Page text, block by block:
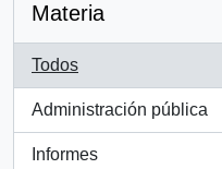
Materia
Todos
Administración pública
, 1 resultados
Informes